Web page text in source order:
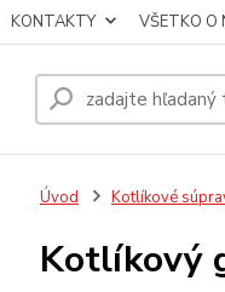
KONTAKTY VŠETKO O
Úvod Kotlíkové
Kotlíkový